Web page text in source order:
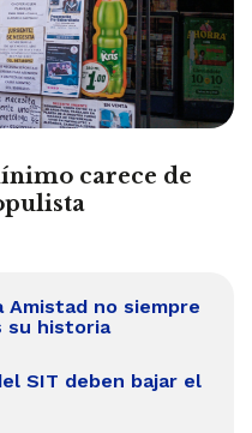
carece de
Amistad no siempre
su historia
SIT deben bajar el